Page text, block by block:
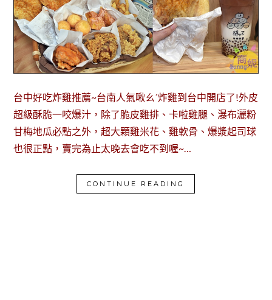
台中好吃炸雞推薦~台南人氣啾ㄠˊ炸雞到台中開店了!外皮
超級酥脆一咬爆汁，除了脆皮雞排、卡啦雞腿、瀑布灑粉
甘梅地瓜必點之外，超大顆雞米花、雞軟骨、爆漿起司球
也很正點，賣完為止太晚去會吃不到喔~…
CONTINUE READING